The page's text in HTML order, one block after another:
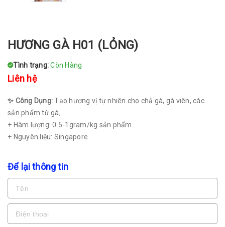
HƯƠNG GÀ H01 (LỎNG)
Tình trạng:Còn Hàng
Liên hệ
✨ Công Dụng:Tạo hương vị tự nhiên cho chả gà, gà viên, các
sản phẩm từ gà,..
+ Hàm lượng: 0.5-1gram/kg sản phẩm
+ Nguyên liệu: Singapore
Để lại thông tin